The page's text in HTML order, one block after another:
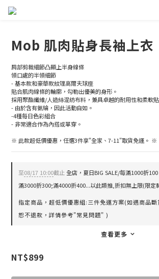
Mob 肌肉貼身長袖上衣
肩部剪裁細節凸顯上半身線條
領口處的半領細節
- 基本款和豪華款紋理高爾夫球座
貼合肌肉線條的輪廓，勾勒出優美的身形。
採用聚酯纖維/人造絲混紡布料，兼具卓越的耐用性和柔軟
- 由於含有氨綸，因此活動自如。
-4種每日色彩組合
- 非常適合作為內搭或單穿。
※ 此款超低價優惠，任選3件享"全家、7-11"取貨免運。 ※
至08/17 10:00截止全店，夏日BIG SALE/每滿1000折
滿3000折300;滿4000折400...以此類推,折扣無上限(限定
指定商品，超低價優惠組:三件免運方案(如遇商品
恕不退款，詳情參考"常見問題" )
查看更多
NT$899